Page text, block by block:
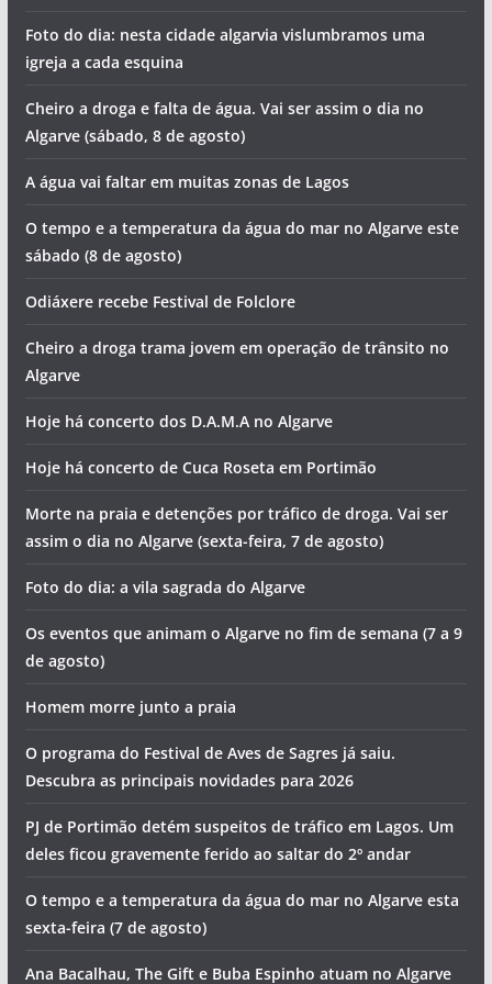
Foto do dia: nesta cidade algarvia vislumbramos uma
igreja a cada esquina
Cheiro a droga e falta de água. Vai ser assim o dia no
Algarve (sábado, 8 de agosto)
A água vai faltar em muitas zonas de Lagos
O tempo e a temperatura da água do mar no Algarve este
sábado (8 de agosto)
Odiáxere recebe Festival de Folclore
Cheiro a droga trama jovem em operação de trânsito no
Algarve
Hoje há concerto dos D.A.M.A no Algarve
Hoje há concerto de Cuca Roseta em Portimão
Morte na praia e detenções por tráfico de droga. Vai ser
assim o dia no Algarve (sexta-feira, 7 de agosto)
Foto do dia: a vila sagrada do Algarve
Os eventos que animam o Algarve no fim de semana (7 a 9
de agosto)
Homem morre junto a praia
O programa do Festival de Aves de Sagres já saiu.
Descubra as principais novidades para 2026
PJ de Portimão detém suspeitos de tráfico em Lagos. Um
deles ficou gravemente ferido ao saltar do 2º andar
O tempo e a temperatura da água do mar no Algarve esta
sexta-feira (7 de agosto)
Ana Bacalhau, The Gift e Buba Espinho atuam no Algarve